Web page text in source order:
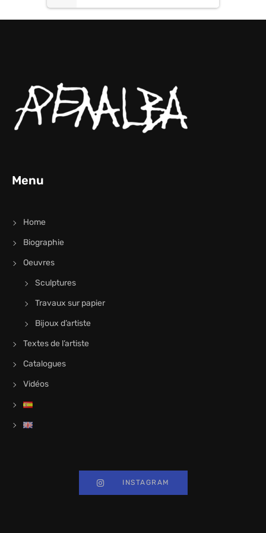
Menu
Home
Biographie
Oeuvres
Sculptures
Travaux sur papier
Bijoux d’artiste
Textes de l’artiste
Catalogues
Vidéos
INSTAGRAM